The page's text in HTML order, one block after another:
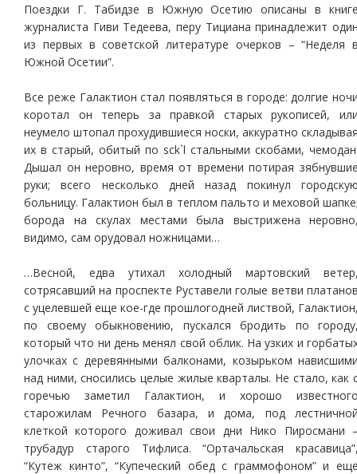
Поездки Г. Табидзе в Южную Осетию описаны в
журналиста Гиви Тедеева, перу Тициана принадлежит
из первых в советской литературе очерков – “Неделя
Южной Осетии”.
Все реже Галактион стал появляться в городе: долгие
коротал он теперь за правкой старых рукописей,
неумело штопал прохудившиеся носки, аккуратно
их в старый, обитый по sck`l стальными скобами,
Дышал он неровно, время от времени потирая
руки; всего несколько дней назад покинул
больницу. Галактион был в теплом пальто и меховой
борода на скулах местами была выстрижена
видимо, сам орудовал ножницами…
…Весной, едва утихал холодный мартовский
сотрясавший на проспекте Руставели голые ветви
с уцелевшей еще кое-где прошлогодней листвой,
по своему обыкновению, пускался бродить по
который что ни день менял свой облик. На узких и
улочках с деревянными балконами, козырьком
над ними, сносились целые жилые кварталы. Не стало, как
горечью заметил Галактион, и хорошо
старожилам Речного базара, и дома, под
клеткой которого доживал свои дни Нико Пиросмани
трубадур старого Тифлиса. “Ортачальская
“Кутеж кинто”, “Купеческий обед с граммофоном” и